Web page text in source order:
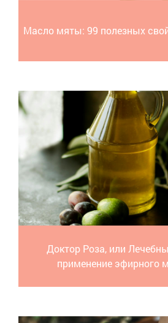
Масло мяты: 99 полезных
Доктор Роза, или
применение эфирного
Роскошное эфирное масло розы –
незаменимый косметолог. Особенно
создании индивидуальных